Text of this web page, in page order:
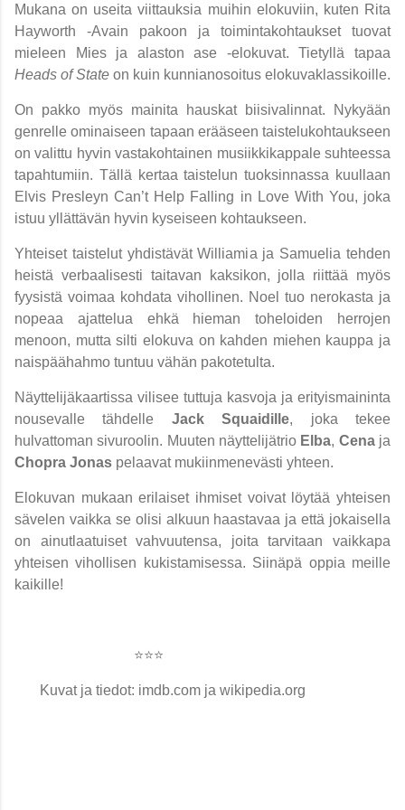
Mukana on useita viittauksia muihin elokuviin, kuten Rita
Hayworth -Avain pakoon ja toimintakohtaukset tuovat
mieleen Mies ja alaston ase -elokuvat. Tietyllä tapaa
Heads of State on kuin kunnianosoitus elokuvaklassikoille.
On pakko myös mainita hauskat biisivalinnat. Nykyään
genrelle ominaiseen tapaan erääseen taistelukohtaukseen
on valittu hyvin vastakohtainen musiikkikappale suhteessa
tapahtumiin. Tällä kertaa taistelun tuoksinnassa kuullaan
Elvis Presleyn Can’t Help Falling in Love With You, joka
istuu yllättävän hyvin kyseiseen kohtaukseen.
Yhteiset taistelut yhdistävät Williamia ja Samuelia tehden
heistä verbaalisesti taitavan kaksikon, jolla riittää myös
fyysistä voimaa kohdata vihollinen. Noel tuo nerokasta ja
nopeaa ajattelua ehkä hieman toheloiden herrojen
menoon, mutta silti elokuva on kahden miehen kauppa ja
naispäähahmo tuntuu vähän pakotetulta.
Näyttelijäkaartissa vilisee tuttuja kasvoja ja erityismaininta
nousevalle tähdelle Jack Squaidille, joka tekee
hulvattoman sivuroolin. Muuten näyttelijätrio Elba, Cenaja
Chopra Jonas pelaavat mukiinmenevästi yhteen.
Elokuvan mukaan erilaiset ihmiset voivat löytää yhteisen
sävelen vaikka se olisi alkuun haastavaa ja että jokaisella
on ainutlaatuiset vahvuutensa, joita tarvitaan vaikkapa
yhteisen vihollisen kukistamisessa. Siinäpä oppia meille
kaikille!
⭐️⭐️⭐️
Kuvat ja tiedot: imdb.com ja wikipedia.org